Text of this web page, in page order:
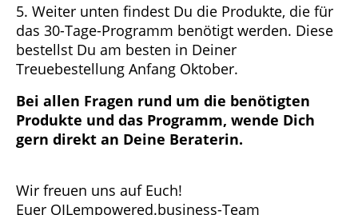
5. Weiter unten findest Du die Produkte, die für
das 30-Tage-Programm benötigt werden. Diese
bestellst Du am besten in Deiner
Treuebestellung Anfang Oktober.
Bei allen Fragen rund um die benötigten
Produkte und das Programm, wende Dich
gern direkt an Deine Beraterin.
Wir freuen uns auf Euch!
Euer OILempowered.business-Team